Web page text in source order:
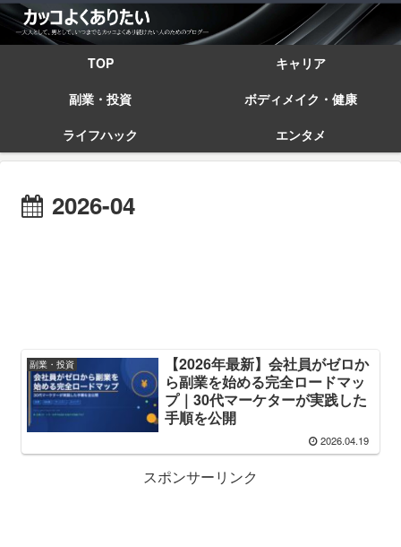
TOP
キャリア
副業・投資
ボディメイク・健康
ライフハック
エンタメ
2026-04
副業・投資
【2026年最新】会社員がゼロか
ら副業を始める完全ロードマッ
プ｜30代マーケターが実践した
手順を公開
2026.04.19
スポンサーリンク